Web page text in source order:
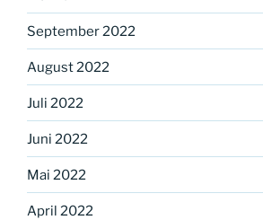
September 2022
August 2022
Juli 2022
Juni 2022
Mai 2022
April 2022